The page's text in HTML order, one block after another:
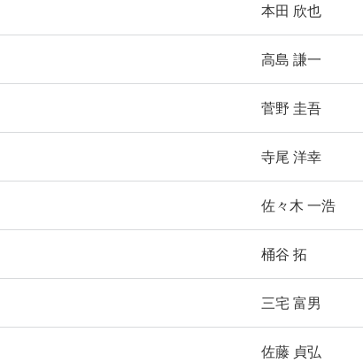
本田 欣也
高島 謙一
菅野 圭吾
寺尾 洋幸
佐々木 一浩
桶谷 拓
三宅 富男
佐藤 貞弘